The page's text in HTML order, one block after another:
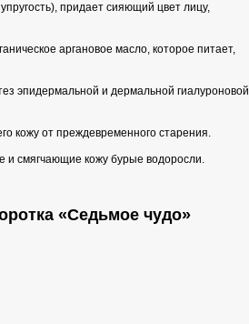
придает сияющий цвет лицу,
аргановое масло, которое питает,
эпидермальной и дермальной гиалуроновой
кожу от преждевременного старения.
смягчающие кожу бурые водоросли.
«Седьмое чудо»